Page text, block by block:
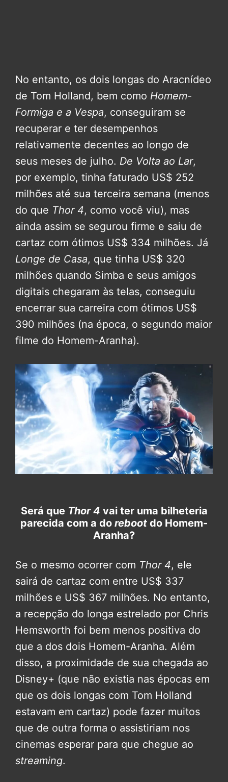
No entanto, os dois longas do Aracnídeo
de Tom Holland, bem como Homem-
Formiga e a Vespa, conseguiram se
recuperar e ter desempenhos
relativamente decentes ao longo de
seus meses de julho. De Volta ao Lar,
por exemplo, tinha faturado US$ 252
milhões até sua terceira semana (menos
do que Thor 4, como você viu), mas
ainda assim se segurou firme e saiu de
cartaz com ótimos US$ 334 milhões. Já
Longe de Casa, que tinha US$ 320
milhões quando Simba e seus amigos
digitais chegaram às telas, conseguiu
encerrar sua carreira com ótimos US$
390 milhões (na época, o segundo maior
filme do Homem-Aranha).
Será que Thor 4 vai ter uma bilheteria
parecida com a do reboot do Homem-
Aranha?
Se o mesmo ocorrer com Thor 4, ele
sairá de cartaz com entre US$ 337
milhões e US$ 367 milhões. No entanto,
a recepção do longa estrelado por Chris
Hemsworth foi bem menos positiva do
que a dos dois Homem-Aranha. Além
disso, a proximidade de sua chegada ao
Disney+ (que não existia nas épocas em
que os dois longas com Tom Holland
estavam em cartaz) pode fazer muitos
que de outra forma o assistiriam nos
cinemas esperar para que chegue ao
streaming.